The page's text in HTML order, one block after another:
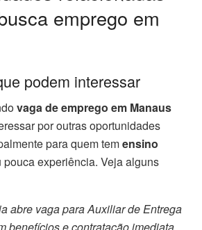
emprego em
podem interessar
vaga de emprego em Manaus
por outras oportunidades
para quem temensino
pouca experiência. Veja alguns
abre vaga para Auxiliar de Entrega